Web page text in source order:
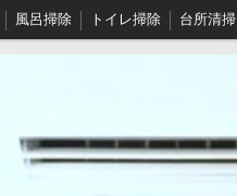
風呂掃除 トイレ掃除 台所清掃